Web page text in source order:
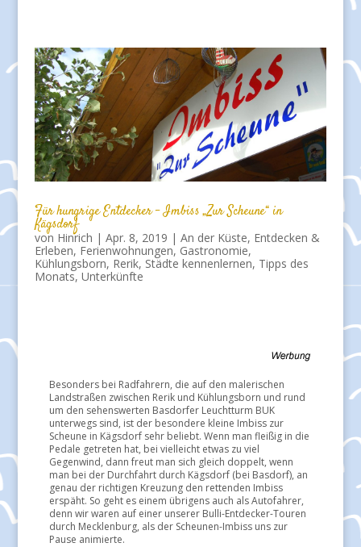
Für hungrige Entdecker – Imbiss „Zur Scheune“ in
Kägsdorf
von Hinrich | Apr. 8, 2019 | An der Küste, Entdecken &
Erleben, Ferienwohnungen, Gastronomie,
Kühlungsborn, Rerik, Städte kennenlernen, Tipps des
Monats, Unterkünfte
Besonders bei Radfahrern, die auf den malerischen
Landstraßen zwischen Rerik und Kühlungsborn und rund
um den sehenswerten Basdorfer Leuchtturm BUK
unterwegs sind, ist der besondere kleine Imbiss zur
Scheune in Kägsdorf sehr beliebt. Wenn man fleißig in die
Pedale getreten hat, bei vielleicht etwas zu viel
Gegenwind, dann freut man sich gleich doppelt, wenn
man bei der Durchfahrt durch Kägsdorf (bei Basdorf), an
genau der richtigen Kreuzung den rettenden Imbiss
erspäht. So geht es einem übrigens auch als Autofahrer,
denn wir waren auf einer unserer Bulli-Entdecker-Touren
durch Mecklenburg, als der Scheunen-Imbiss uns zur
Pause animierte.